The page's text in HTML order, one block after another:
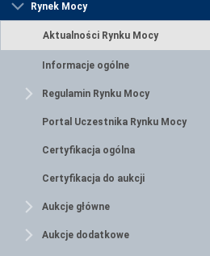
Rynek Mocy
Aktualności Rynku Mocy
Informacje ogólne
Regulamin Rynku Mocy
Portal Uczestnika Rynku Mocy
Certyfikacja ogólna
Certyfikacja do aukcji
Aukcje główne
Aukcje dodatkowe